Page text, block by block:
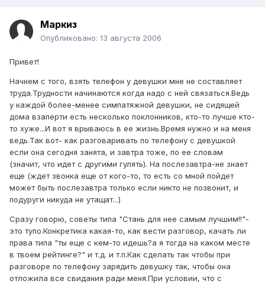
Маркиз
Опубликовано: 13 августа 2006
Привет!
Начнем с того, взять телефон у девушки мне не составляет
труда.Трудности начинаются когда надо с ней связаться.Ведь
у каждой более-менее симпатяжной девушки, не сидящей
дома взаперти есть несколько поклонников, кто-то лучше кто-
то хуже...И вот я врываюсь в ее жизнь.Время нужно и на меня
ведь.Так вот- как разговаривать по телефону с девушкой
если она сегодня занята, и завтра тоже, по ее словам
(значит, что идет с другими гулять). На послезавтра-не знает
еще (ждет звонка еще от кого-то, то есть со мной пойдет
может быть послезавтра только если никто не позвонит, и
подуруги никуда не утащат...)
Сразу говорю, советы типа "Стань для нее самым лучшим!!"-
это тупо.Конкретика какая-то, как вести разговор, качать ли
права типа "ты еще с кем-то идешь?а я тогда на каком месте
в твоем рейтинге?" и т.д. и т.п.Как сделать так чтобы при
разговоре по телефону зарядить девушку так, чтобы она
отложила все свидания ради меня.При условии, что с